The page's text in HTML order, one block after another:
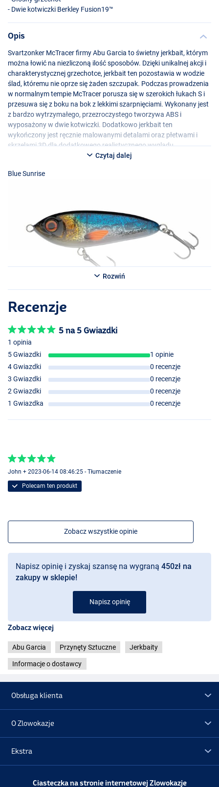
Motoroil Burbot
- Dwie kotwiczki Berkley Fusion19™
Opis
Svartzonker McTracer firmy Abu Garcia to świetny jerkbait, którym
można łowić na niezliczoną ilość sposobów. Dzięki unikalnej akcji i
charakterystycznej grzechotce, jerkbait ten pozostawia w wodzie
ślad, któremu nie oprze się żaden szczupak. Podczas prowadzenia
w normalnym tempie McTracer porusza się w szerokich łukach S i
przesuwa się z boku na bok z lekkimi szarpnięciami. Wykonany jest
z bardzo wytrzymałego, przezroczystego tworzywa ABS i
wyposażony w dwie kotwiczki. Dodatkowo jerkbait ten
wykończony jest ręcznie malowanymi detalami oraz płetwami i
skrzelami 3D dla dodatkowego realistycznego wyglądu.
Czytaj dalej
Blue Sunrise
Motoroil Burbot
Real Hot Pike
Rozwiń
Recenzje
5 na 5 Gwiazdki
1 opinia
5 Gwiazdki
1 opinie
4 Gwiazdki
0 recenzje
3 Gwiazdki
0 recenzje
2 Gwiazdki
0 recenzje
1 Gwiazdka
0 recenzje
John + 2023-06-14 08:46:25 - Tłumaczenie
Polecam ten produkt
Zobacz wszystkie opinie
Napisz opinię i zyskaj szansę na wygraną 450zł na
zakupy w sklepie!
Napisz opinię
Zobacz więcej
Abu Garcia Przynęty Sztuczne Jerkbaity
Informacje o dostawcy
Obsługa klienta
O Zlowokazje
Ekstra
PromocjeCiasteczka na stronie internetowej Zlowokazje